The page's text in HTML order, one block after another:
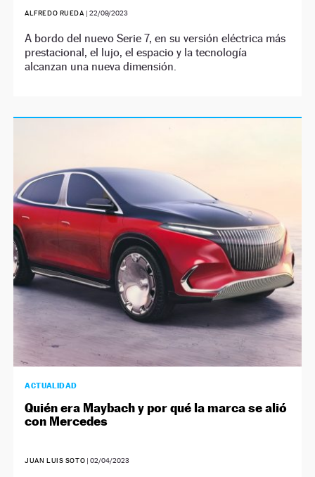
ALFREDO RUEDA | 22/09/2023
A bordo del nuevo Serie 7, en su versión eléctrica más
prestacional, el lujo, el espacio y la tecnología
alcanzan una nueva dimensión.
ACTUALIDAD
Quién era Maybach y por qué la marca se alió
con Mercedes
JUAN LUIS SOTO |02/04/2023